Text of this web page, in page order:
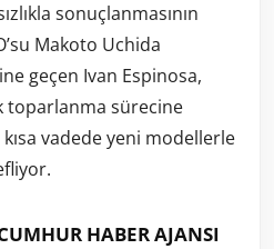
sonuçlanmasının
Makoto Uchida
geçen Ivan Espinosa,
toparlanma sürecine
vadede yeni modellerle
HABER AJANSI